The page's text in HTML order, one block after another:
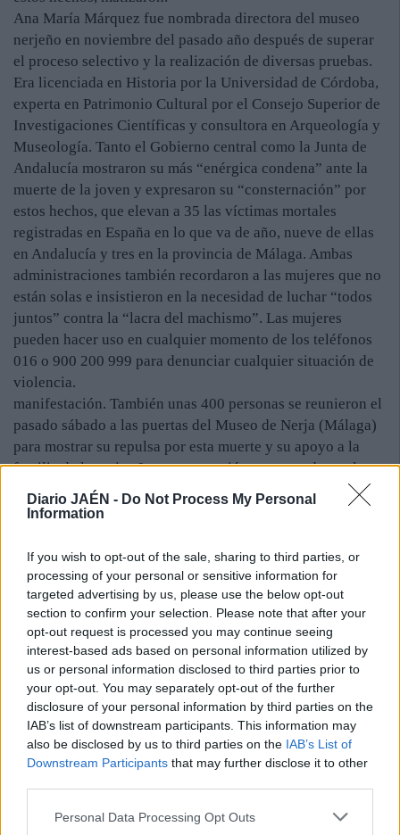
Diario JAÉN - Do Not Process My Personal
Information
If you wish to opt-out of the sale, sharing to third parties, or
processing of your personal or sensitive information for
targeted advertising by us, please use the below opt-out
section to confirm your selection. Please note that after your
opt-out request is processed you may continue seeing
interest-based ads based on personal information utilized by
us or personal information disclosed to third parties prior to
your opt-out. You may separately opt-out of the further
disclosure of your personal information by third parties on the
IAB’s list of downstream participants. This information may
also be disclosed by us to third parties on the IAB’s List of
Downstream Participants that may further disclose it to other
Personal Data Processing Opt Outs
Ana María Márquez fue nombrada directora del museo
nerjeño en noviembre del pasado año después de superar
el proceso selectivo y la realización de diversas pruebas.
Era licenciada en Historia por la Universidad de Córdoba,
experta en Patrimonio Cultural por el Consejo Superior de
Investigaciones Científicas y consultora en Arqueología y
Museología. Tanto el Gobierno central como la Junta de
Andalucía mostraron su más “enérgica condena” ante la
muerte de la joven y expresaron su “consternación” por
estos hechos, que elevan a 35 las víctimas mortales
registradas en España en lo que va de año, nueve de ellas
en Andalucía y tres en la provincia de Málaga. Ambas
administraciones también recordaron a las mujeres que no
están solas e insistieron en la necesidad de luchar “todos
juntos” contra la “lacra del machismo”. Las mujeres
pueden hacer uso en cualquier momento de los teléfonos
016 o 900 200 999 para denunciar cualquier situación de
violencia.
manifestación. También unas 400 personas se reunieron el
pasado sábado a las puertas del Museo de Nerja (Málaga)
para mostrar su repulsa por esta muerte y su apoyo a la
familia de la mujer. La concentración, convocada por la
Fundación Cueva de Nerja, mostró la condena pública de
los trabajadores ante “el vil e inhumano crimen de nuestra
machista.
La consejera de Igualdad, Salud y Políticas Sociales, María
José Sánchez Rubio, remitó el sábado un escrito a la
delegada del Gobierno de España en Andalucía, Carmen
Crespo, donde le solicita, ante el incremento del número
de víctimas mortales por violencia de género en los
últimos meses en Andalucía, la celebración de una reunión
entre ambas administraciones.